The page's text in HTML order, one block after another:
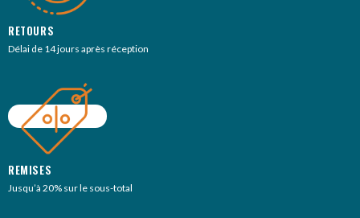
RETOURS
Délai de 14 jours après réception
REMISES
Jusqu’à 20% sur le sous-total